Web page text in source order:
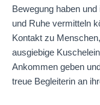
Bewegung haben
und Ruhe vermitteln
Kontakt zu
ausgiebige
Ankommen geben
treue Begleiterin an